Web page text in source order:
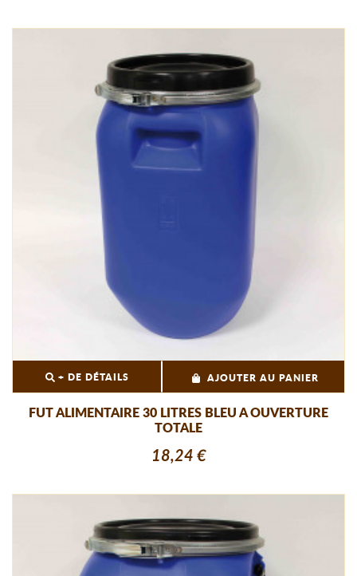
+ DE DÉTAILS AJOUTER AU PANIER
FUT ALIMENTAIRE 30 LITRES BLEU A OUVERTURE
TOTALE
18,24 €